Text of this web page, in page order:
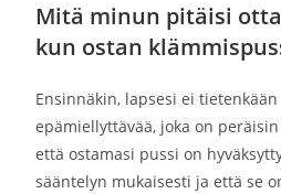
Mitä minun pitäisi
kun ostan
Ensinnäkin, lapsesi ei
epämiellyttävää, joka on
että ostamasi pussi on
sääntelyn mukaisesti ja että se